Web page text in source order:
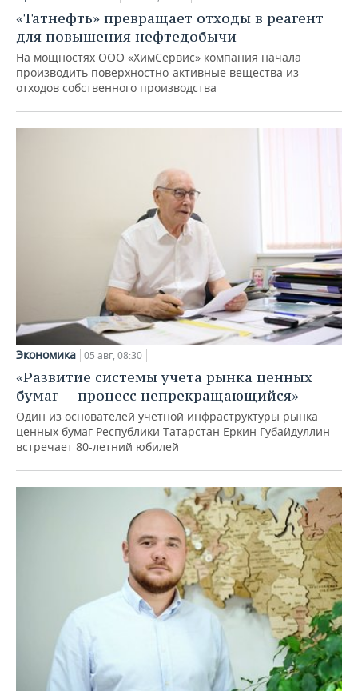
«Татнефть» превращает отходы в реагент
для повышения нефтедобычи
На мощностях ООО «ХимСервис» компания начала
производить поверхностно-активные вещества из
отходов собственного производства
Экономика 05 авг, 08:30
«Развитие системы учета рынка ценных
бумаг — процесс непрекращающийся»
Один из основателей учетной инфраструктуры рынка
ценных бумаг Республики Татарстан Еркин Губайдуллин
встречает 80-летний юбилей